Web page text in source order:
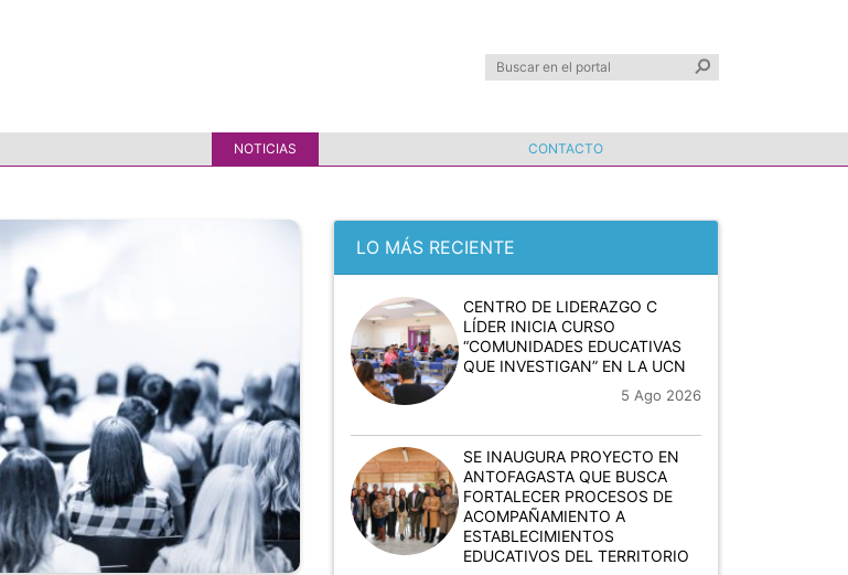
NOTICIAS CONTACTO
LO MÁS RECIENTE
CENTRO DE LIDERAZGO C
LÍDER INICIA CURSO
“COMUNIDADES EDUCATIVAS
QUE INVESTIGAN” EN LA UCN
5 Ago 2026
SE INAUGURA PROYECTO EN
ANTOFAGASTA QUE BUSCA
FORTALECER PROCESOS DE
ACOMPAÑAMIENTO A
ESTABLECIMIENTOS
EDUCATIVOS DEL TERRITORIO